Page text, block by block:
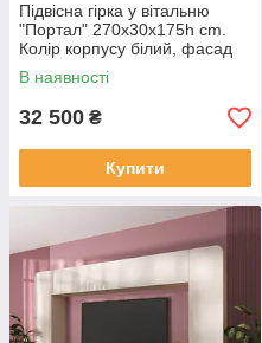
Підвісна гірка у вітальню
"Портал" 270х30х175h cm.
Колір корпусу білий, фасад
чорний глянець.
В наявності
32 500 ₴
Купити